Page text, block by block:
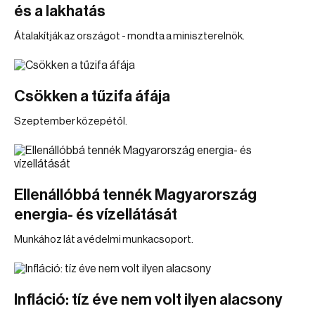
és a lakhatás
Átalakítják az országot - mondta a miniszterelnök.
Csökken a tűzifa áfája
Szeptember közepétől.
Ellenállóbbá tennék Magyarország
energia- és vízellátását
Munkához lát a védelmi munkacsoport.
Infláció: tíz éve nem volt ilyen alacsony